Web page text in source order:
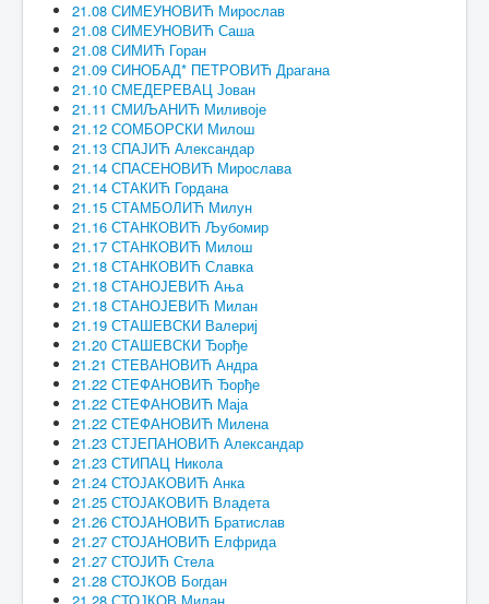
21.08 СИМЕУНОВИЋ Мирослав
21.08 СИМЕУНОВИЋ Саша
21.08 СИМИЋ Горан
21.09 СИНОБАД* ПЕТРОВИЋ Драгана
21.10 СМЕДЕРЕВАЦ Јован
21.11 СМИЉАНИЋ Миливоје
21.12 СОМБОРСКИ Милош
21.13 СПАЈИЋ Александар
21.14 СПАСЕНОВИЋ Мирослава
21.14 СТАКИЋ Гордана
21.15 СТАМБОЛИЋ Милун
21.16 СТАНКОВИЋ Љубомир
21.17 СТАНКОВИЋ Милош
21.18 СТАНКОВИЋ Славка
21.18 СТАНОЈЕВИЋ Ања
21.18 СТАНОЈЕВИЋ Милан
21.19 СТАШЕВСКИ Валериј
21.20 СТАШЕВСКИ Ђорђе
21.21 СТЕВАНОВИЋ Андра
21.22 СТЕФАНОВИЋ Ђорђе
21.22 СТЕФАНОВИЋ Маја
21.22 СТЕФАНОВИЋ Милена
21.23 СТЈЕПАНОВИЋ Александар
21.23 СТИПАЦ Никола
21.24 СТОЈАКОВИЋ Анка
21.25 СТОЈАКОВИЋ Владета
21.26 СТОЈАНОВИЋ Братислав
21.27 СТОЈАНОВИЋ Елфрида
21.27 СТОЈИЋ Стела
21.28 СТОЈКОВ Богдан
21.28 СТОЈКОВ Милан